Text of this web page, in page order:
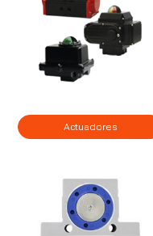
Actuadores